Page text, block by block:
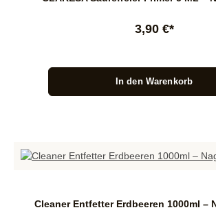
3,90 €*
In den Warenkorb
Cleaner Entfetter Erdbeeren 1000ml –